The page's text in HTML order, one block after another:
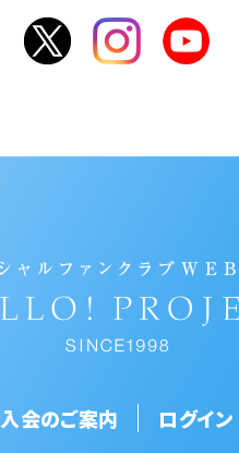
入会のご案内 ログイン